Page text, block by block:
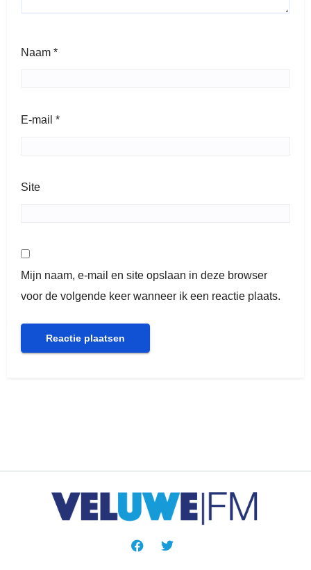
Naam *
E-mail *
Site
Mijn naam, e-mail en site opslaan in deze browser
voor de volgende keer wanneer ik een reactie plaats.